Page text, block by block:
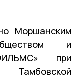
Моршанским
и
при
Тамбовской